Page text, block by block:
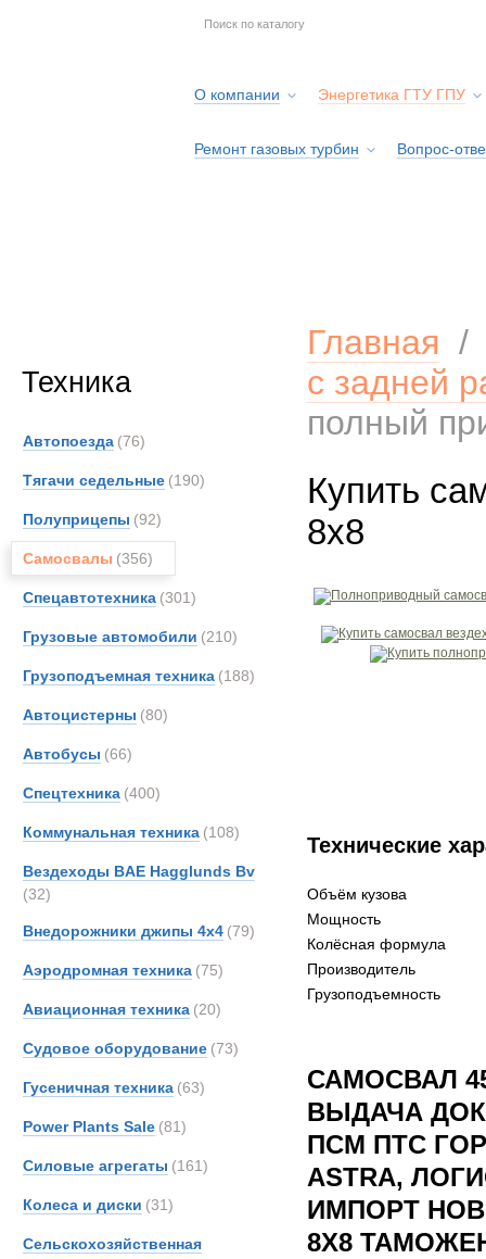
О компании Энергетика ГТУ ГПУ
Ремонт газовых турбин Вопрос-
Техника
Автопоезда (76)
Тягачи седельные (190)
Полуприцепы (92)
Самосвалы (356)
Спецавтотехника (301)
Грузовые автомобили (210)
Грузоподъемная техника (188)
Автоцистерны (80)
Автобусы (66)
Спецтехника (400)
Коммунальная техника (108)
Вездеходы BAE Hagglunds Bv
(32)
Внедорожники джипы 4х4 (79)
Аэродромная техника (75)
Авиационная техника (20)
Судовое оборудование (73)
Гусеничная техника (63)
Power Plants Sale (81)
Силовые агрегаты (161)
Колеса и диски (31)
Сельскохозяйственная
Главная
с задней
полный
Купить
8x8
Технические
Объём кузова
Мощность
Колёсная формула
Производитель
Грузоподъемность
САМОСВАЛ
ВЫДАЧА
ПСМ ПТС
ASTRA,
ИМПОРТ
8Х8